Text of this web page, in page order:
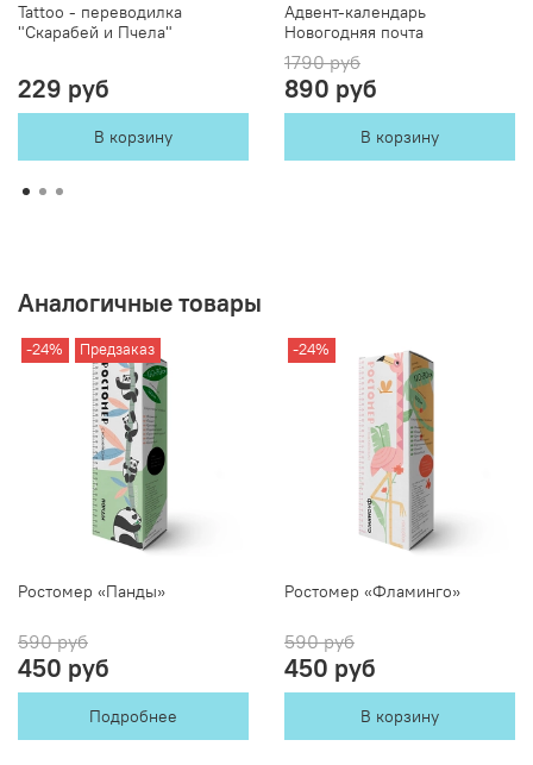
Tattoo - переводилка
"Скарабей и Пчела"
229 руб
В корзину
Адвент-календарь
Новогодняя почта
1790 руб
890 руб
В корзину
Аналогичные товары
-24% Предзаказ
Ростомер «Панды»
590 руб
450 руб
Подробнее
-24%
Ростомер «Фламинго»
590 руб
450 руб
В корзину